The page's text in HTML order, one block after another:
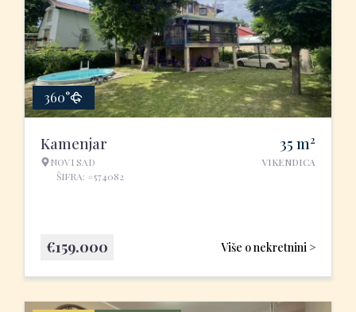
360°
Kamenjar
NOVI SAD
ŠIFRA: #574082
35 m2
VIKENDICA
Više o nekretnini >
€159.000